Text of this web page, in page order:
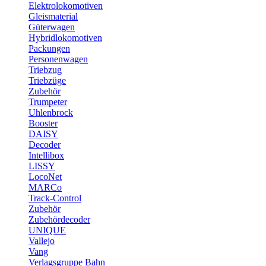
Elektrolokomotiven
Gleismaterial
Güterwagen
Hybridlokomotiven
Packungen
Personenwagen
Triebzug
Triebzüge
Zubehör
Trumpeter
Uhlenbrock
Booster
DAISY
Decoder
Intellibox
LISSY
LocoNet
MARCo
Track-Control
Zubehör
Zubehördecoder
UNIQUE
Vallejo
Vang
Verlagsgruppe Bahn